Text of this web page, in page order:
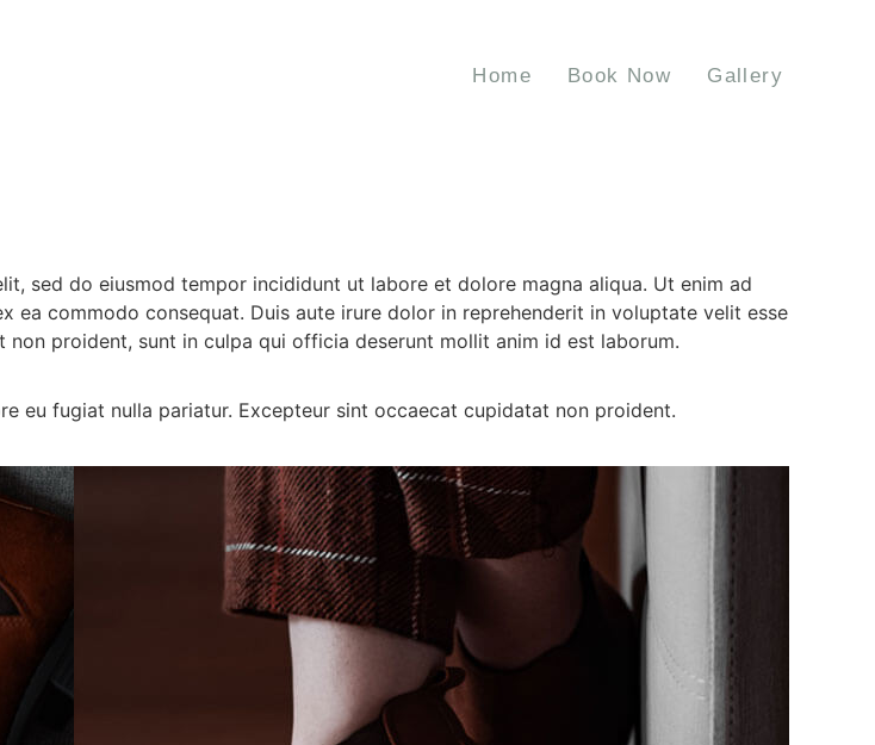
Home Book Now Gallery
sed do eiusmod tempor incididunt ut labore et dolore magna aliqua. Ut enim ad
ea commodo consequat. Duis aute irure dolor in reprehenderit in voluptate velit esse
proident, sunt in culpa qui officia deserunt mollit anim id est laborum.
eu fugiat nulla pariatur. Excepteur sint occaecat cupidatat non proident.